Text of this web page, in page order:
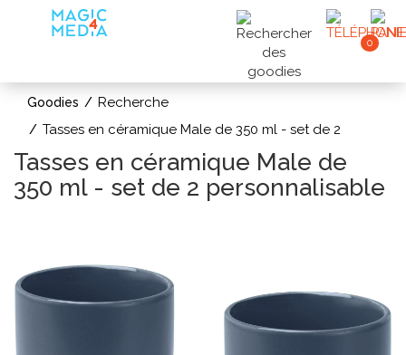
0
Goodies
Recherche
Tasses en céramique Male de 350 ml - set de 2
Tasses en céramique Male de
350 ml - set de 2 personnalisable